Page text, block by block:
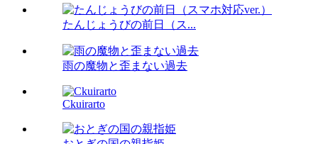
たんじょうびの前日（ス...
雨の魔物と歪まない過去
Ckuirarto